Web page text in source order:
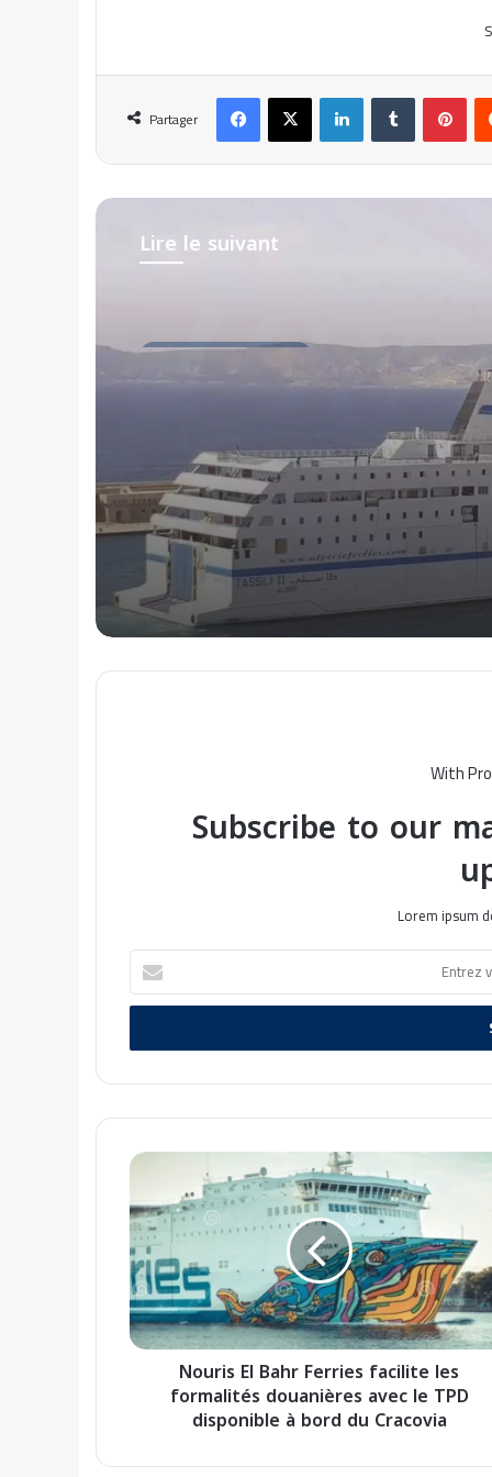
Partager
Lire le suivant
Algérie Ferries
traversée Alger –
au 10 juillet 2026
With
Subscribe to our
Lorem ipsum
E
t
e
o
r
a
d
r
e
s
s
e
l
N
u
r
i
s
E
l
B
e
Nouris El Bahr Ferries facilite les
formalités douanières avec le TPD
disponible à bord du Cracovia